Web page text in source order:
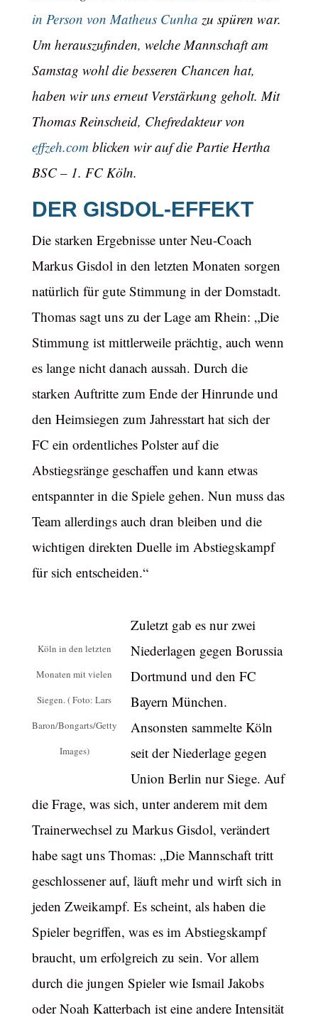
in Person von Matheus Cunha zu spüren war.
Um herauszufinden, welche Mannschaft am
Samstag wohl die besseren Chancen hat,
haben wir uns erneut Verstärkung geholt. Mit
Thomas Reinscheid, Chefredakteur von
effzeh.comblicken wir auf die Partie Hertha
BSC – 1. FC Köln.
DER GISDOL-EFFEKT
Die starken Ergebnisse unter Neu-Coach
Markus Gisdol in den letzten Monaten sorgen
natürlich für gute Stimmung in der Domstadt.
Thomas sagt uns zu der Lage am Rhein: „Die
Stimmung ist mittlerweile prächtig, auch wenn
es lange nicht danach aussah. Durch die
starken Auftritte zum Ende der Hinrunde und
den Heimsiegen zum Jahresstart hat sich der
FC ein ordentliches Polster auf die
Abstiegsränge geschaffen und kann etwas
entspannter in die Spiele gehen. Nun muss das
Team allerdings auch dran bleiben und die
wichtigen direkten Duelle im Abstiegskampf
für sich entscheiden.“
Köln in den letzten
Monaten mit vielen
Siegen. ( Foto: Lars
Baron/Bongarts/Getty
Images)
Zuletzt gab es nur zwei
Niederlagen gegen Borussia
Dortmund und den FC
Bayern München.
Ansonsten sammelte Köln
seit der Niederlage gegen
Union Berlin nur Siege. Auf
die Frage, was sich, unter anderem mit dem
Trainerwechsel zu Markus Gisdol, verändert
habe sagt uns Thomas: „Die Mannschaft tritt
geschlossener auf, läuft mehr und wirft sich in
jeden Zweikampf. Es scheint, als haben die
Spieler begriffen, was es im Abstiegskampf
braucht, um erfolgreich zu sein. Vor allem
durch die jungen Spieler wie Ismail Jakobs
oder Noah Katterbach ist eine andere Intensität